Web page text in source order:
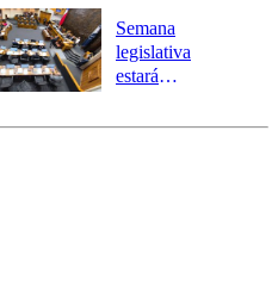
en
Semana
legislativa
estará
el fin de la